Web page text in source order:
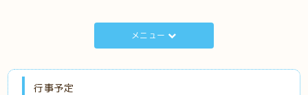
メニュー
行事予定